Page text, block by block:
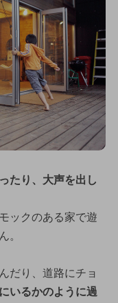
たり、大声を出し
ックのある家で遊
。
だり、道路にチョ
いるかのように過